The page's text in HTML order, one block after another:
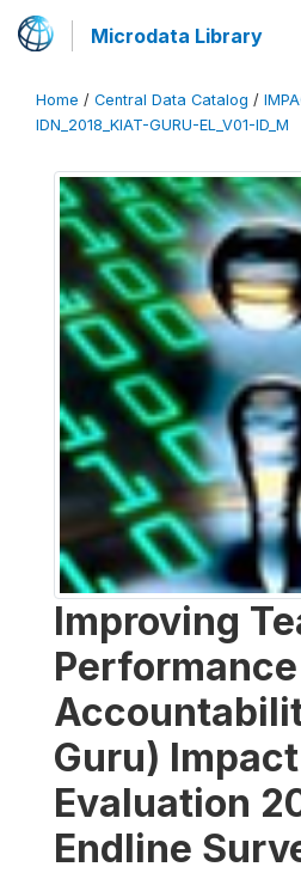
Microdata Library
Home / Central Data Catalog /
IDN_2018_KIAT-GURU-EL_V01-ID_M
Improving
Guru) Impact
Evaluation
Endline